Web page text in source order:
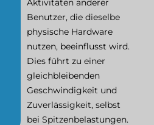
Aktivitäten anderer
Benutzer, die dieselbe
physische Hardware
nutzen, beeinflusst wird.
Dies führt zu einer
gleichbleibenden
Geschwindigkeit und
Zuverlässigkeit, selbst
bei Spitzenbelastungen.